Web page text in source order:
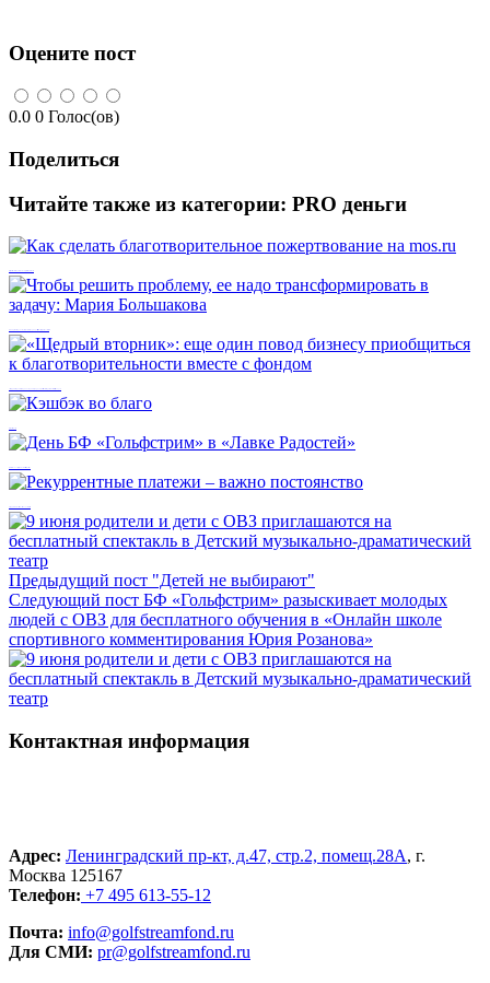
Оцените пост
0.0 0 Голос(ов)
Поделиться
Читайте также из категории: PRO деньги
Предыдущий пост "Детей не выбирают"
Следующий пост БФ «Гольфстрим» разыскивает молодых
людей с ОВЗ для бесплатного обучения в «Онлайн школе
спортивного комментирования Юрия Розанова»
Контактная информация
Адрес: Ленинградский пр-кт, д.47, стр.2, помещ.28А, г.
Москва 125167
Телефон: +7 495 613-55-12
Почта: info@golfstreamfond.ru
Для СМИ: pr@golfstreamfond.ru